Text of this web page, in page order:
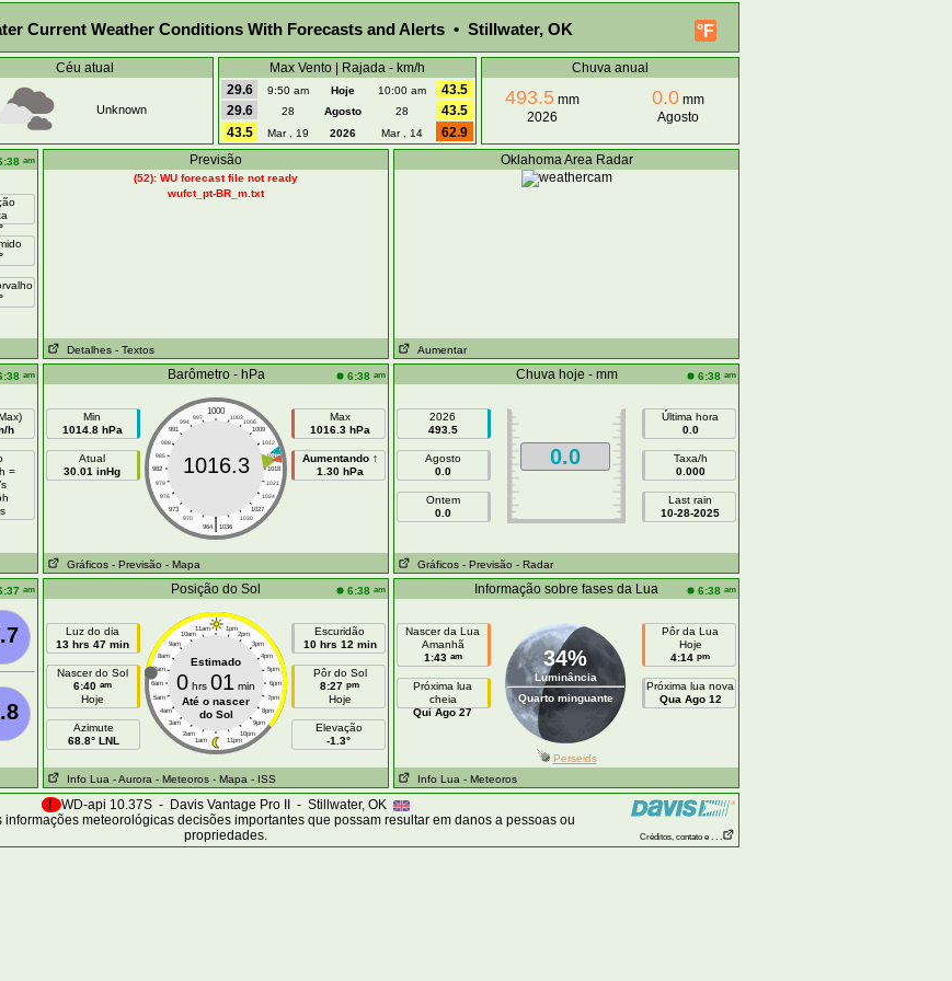
°F
Current Weather Conditions With Forecasts and Alerts • Stillwater, OK
Céu atual
Unknown
Max Vento | Rajada - km/h
29.6
9:50 am Hoje 10:00 am
43.5
29.6
28 Agosto 28
43.5
43.5
Mar , 19 2026 Mar , 14 62.9
Chuva anual
493.5 mm
2026
0.0mm
Agosto
am Previsão
(52): WU forecast file not ready
wufct_pt-BR_m.txt
Detalhes - Textos
Oklahoma Area Radar
Aumentar
am
h
=
Barômetro - hPa 6:38 am
Min
1014.8 hPa
Atual
30.01 inHg
1000
997 1003
994
1006
991
1009
988
1012
985
1015
982
1018
979
1021
976
1024
973
1027
970
1030
|
964 1036
1016.3
Max
1016.3 hPa
Aumentando ↑
1.30 hPa
Gráficos - Previsão - Mapa
Chuva hoje - mm 6:38 am
2026
493.5
Agosto
0.0
Ontem
0.0
0.0
Última hora
0.0
Taxa/h
0.000
Last rain
10-28-2025
Gráficos - Previsão - Radar
am Posição do Sol 6:38 am
Luz do dia
13 hrs 47 min
Nascer do Sol
6:40 am
Hoje
Azimute
68.8° LNL
11am 1pm
10am 2pm
9am 3pm
8am 4pm
7am 5pm
6am 6pm
5am 7pm
4am 8pm
3am 9pm
2am 10pm
1am 11pm
Estimado
0 hrs 01 min
Até o nascer
do Sol
Escuridão
10 hrs 12 min
Pôr do Sol
8:27 pm
Hoje
Elevação
-1.3°
Info Lua - Aurora - Meteoros - Mapa - ISS
Informação sobre fases da Lua 6:38 am
Nascer da Lua
Amanhã
1:43 am
Próxima lua
cheia
Qui Ago 27
34%
Luminância
Quarto minguante
Pôr da Lua
Hoje
4:14 pm
Próxima lua nova
Qua Ago 12
Perseids
Info Lua - Meteoros
!
WD-api 10.37S - Davis Vantage Pro II - Stillwater, OK
informações meteorológicas decisões importantes que possam resultar em danos a pessoas ou
propriedades.
Créditos, contato e . . .